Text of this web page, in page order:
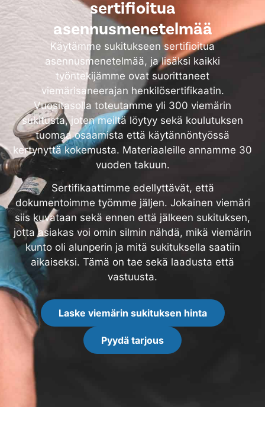
sertifioitua
asennusmenetelmää
Käytämme sukitukseen sertifioitua
asennusmenetelmää, ja lisäksi kaikki
työntekijämme ovat suorittaneet
viemärisaneerajan henkilösertifikaatin.
Vuositasolla toteutamme yli 300 viemärin
sukitusta, joten meiltä löytyy sekä koulutuksen
tuomaa osaamista että käytännöntyössä
kertynyttä kokemusta. Materiaaleille annamme 30
vuoden takuun.
Sertifikaattimme edellyttävät, että
dokumentoimme työmme jäljen. Jokainen viemäri
siis kuvataan sekä ennen että jälkeen sukituksen,
jotta asiakas voi omin silmin nähdä, mikä viemärin
kunto oli alunperin ja mitä sukituksella saatiin
aikaiseksi. Tämä on tae sekä laadusta että
vastuusta.
Laske viemärin sukituksen hinta
Pyydä tarjous